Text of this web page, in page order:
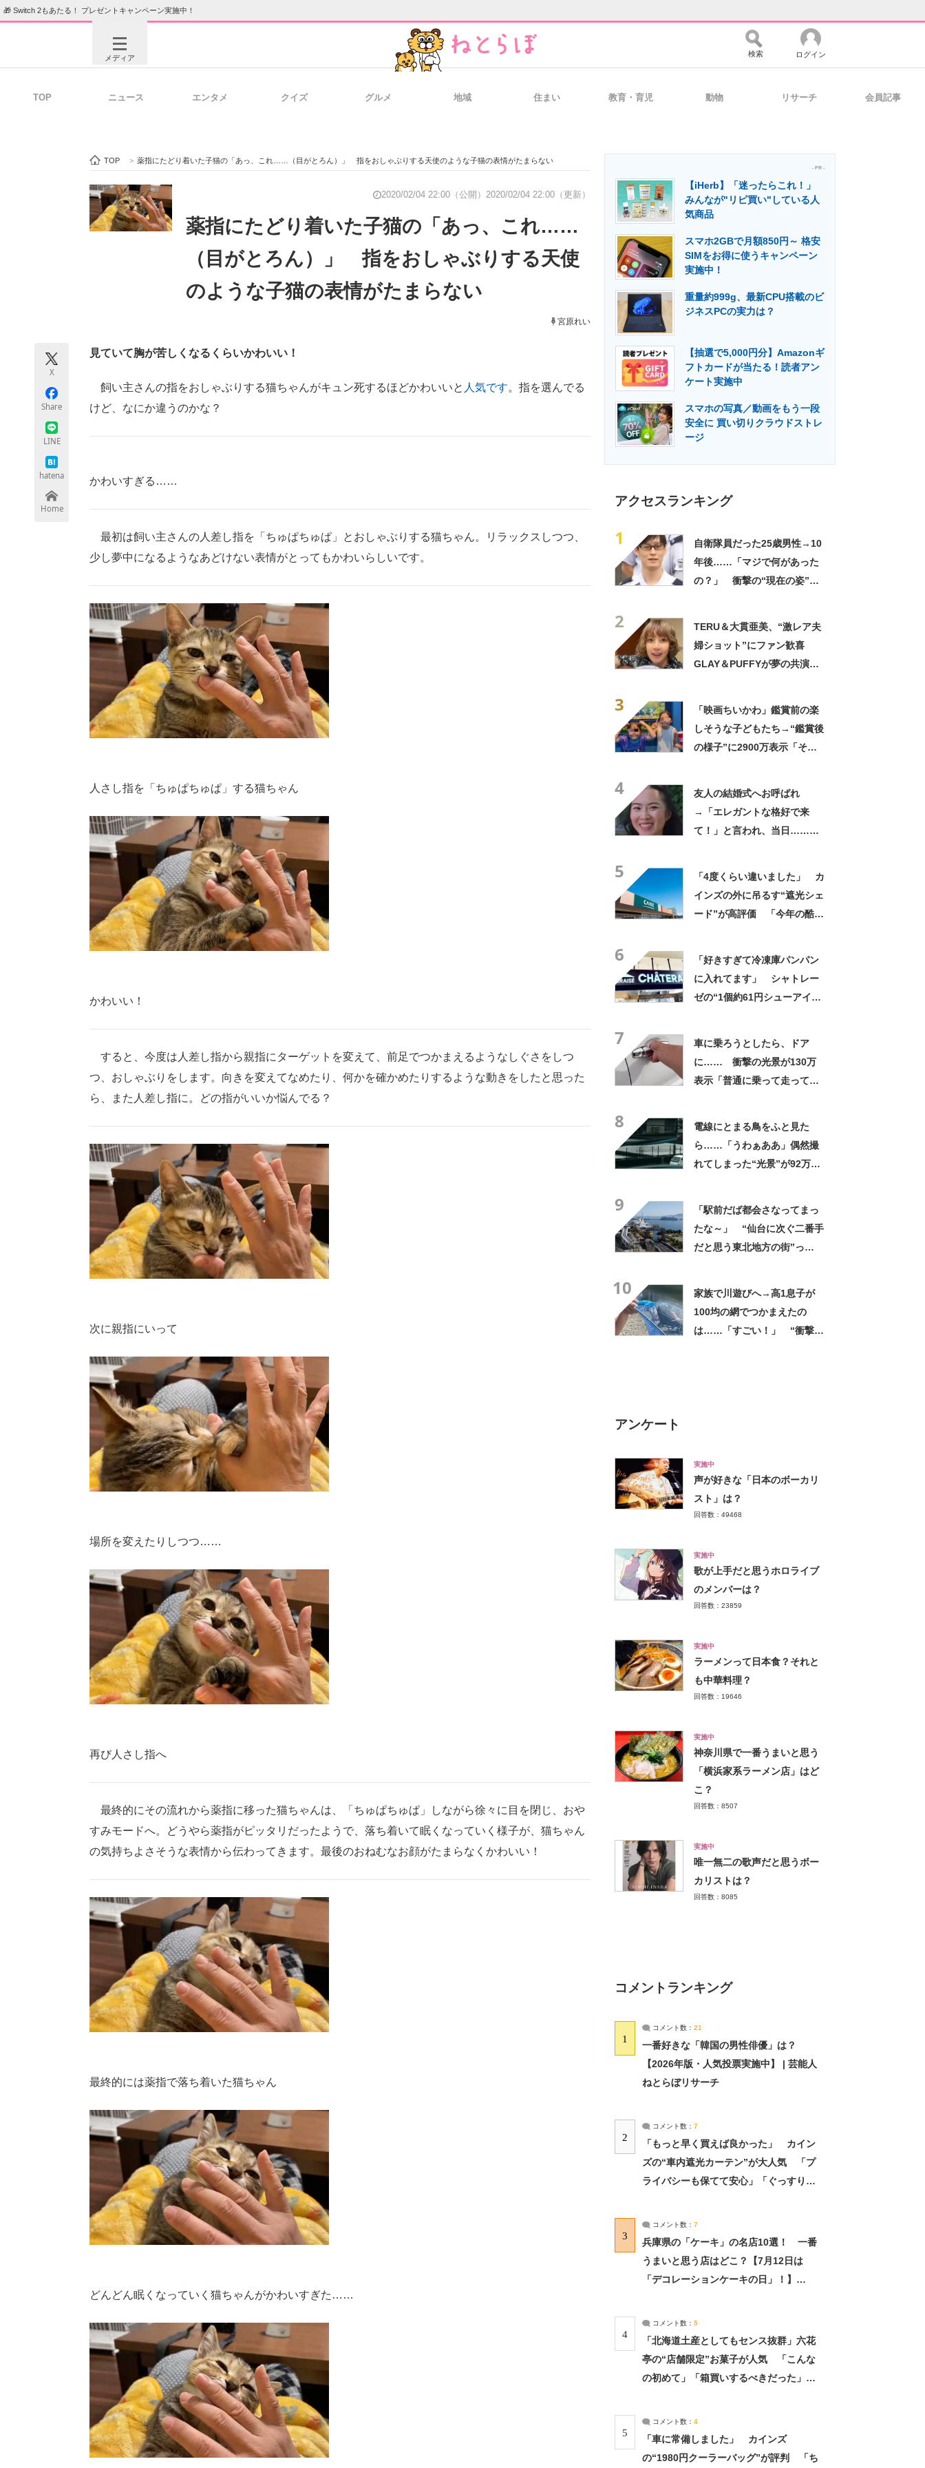
🎁 Switch 2もあたる！ プレゼントキャンペーン実施中！
メディア
ビジネスと働き方のヒント 経営リーダーのコミュニティ マーケ×ITの今がよく分かる
ITエンジニア向け専門サイト 企業向けIT製品の総合サイト IT製品の技術・比較・事例 製造業のIT導入・活用を支援
エネルギーの専門メディア 建設×テクノロジーの最前線
ちょっと気になるネットの話題
検索 ログイン
TOP ニュース エンタメ クイズ グルメ 地域 住まい 教育・育児 動物 リサーチ 会員記事
TOP > 薬指にたどり着いた子猫の「あっ、これ……（目がとろん）」 指をおしゃぶりする天使のような子猫の表情がたまらない
2020/02/04 22:00（公開） 2020/02/04 22:00（更新）
薬指にたどり着いた子猫の「あっ、これ……
（目がとろん）」 指をおしゃぶりする天使
のような子猫の表情がたまらない
宮原れい
X
Share
LINE
hatena
Home
見ていて胸が苦しくなるくらいかわいい！
飼い主さんの指をおしゃぶりする猫ちゃんがキュン死するほどかわいいと 人気です。指を選んでる
けど、なにか違うのかな？
かわいすぎる……
最初は飼い主さんの人差し指を「ちゅぱちゅぱ」とおしゃぶりする猫ちゃん。リラックスしつつ、
少し夢中になるようなあどけない表情がとってもかわいらしいです。
人さし指を「ちゅぱちゅぱ」する猫ちゃん
かわいい！
すると、今度は人差し指から親指にターゲットを変えて、前足でつかまえるようなしぐさをしつ
つ、おしゃぶりをします。向きを変えてなめたり、何かを確かめたりするような動きをしたと思った
ら、また人差し指に。どの指がいいか悩んでる？
次に親指にいって
場所を変えたりしつつ……
再び人さし指へ
最終的にその流れから薬指に移った猫ちゃんは、「ちゅぱちゅぱ」しながら徐々に目を閉じ、おや
すみモードへ。どうやら薬指がピッタリだったようで、落ち着いて眠くなっていく様子が、猫ちゃん
の気持ちよさそうな表情から伝わってきます。最後のおねむなお顔がたまらなくかわいい！
最終的には薬指で落ち着いた猫ちゃん
どんどん眠くなっていく猫ちゃんがかわいすぎた……
- PR -
【iHerb】「迷ったらこれ！」
みんなが"リピ買い"している人
気商品
スマホ2GBで月額850円～ 格安
SIMをお得に使うキャンペーン
実施中！
重量約999g、最新CPU搭載のビ
ジネスPCの実力は？
【抽選で5,000円分】Amazonギ
フトカードが当たる！読者アン
ケート実施中
スマホの写真／動画をもう一段
安全に 買い切りクラウドストレ
ージ
アクセスランキング
1
自衛隊員だった25歳男性→10
年後……「マジで何があった
の？」 衝撃の“現在の姿”が
2
TERU＆大貫亜美、“激レア夫
婦ショット”にファン歓喜
GLAY＆PUFFYが夢の共演
3
「映画ちいかわ」鑑賞前の楽
しそうな子どもたち→“鑑賞後
の様子”に2900万表示「そう
4
友人の結婚式へお呼ばれ
→「エレガントな格好で来
て！」と言われ、当日……ま
5
「4度くらい違いました」 カ
インズの外に吊るす“遮光シェ
ード”が高評価 「今年の酷暑
6
「好きすぎて冷凍庫パンパン
に入れてます」 シャトレー
ゼの“1個約61円シューアイ
7
車に乗ろうとしたら、ドア
に…… 衝撃の光景が130万
表示「普通に乗って走ってた
8
電線にとまる鳥をふと見た
ら……「うわぁああ」偶然撮
れてしまった“光景”が92万再
9
「駅前だば都会さなってまっ
たな～」 “仙台に次ぐ二番手
だと思う東北地方の街”っ
10
家族で川遊びへ→高1息子が
100均の網でつかまえたの
は……「すごい！」 “衝撃の
アンケート
実施中
声が好きな「日本のボーカリ
スト」は？
回答数：49468
実施中
歌が上手だと思うホロライブ
のメンバーは？
回答数：23859
実施中
ラーメンって日本食？それと
も中華料理？
回答数：19646
実施中
神奈川県で一番うまいと思う
「横浜家系ラーメン店」はど
こ？
回答数：8507
実施中
唯一無二の歌声だと思うボー
カリストは？
回答数：8085
コメントランキング
1
コメント数： 21
一番好きな「韓国の男性俳優」は？
【2026年版・人気投票実施中】 | 芸能人
ねとらぼリサーチ
2
コメント数： 7
「もっと早く買えば良かった」 カイン
ズの“車内遮光カーテン”が大人気 「プ
ライバシーも保てて安心」「ぐっすり眠
3
コメント数： 7
兵庫県の「ケーキ」の名店10選！ 一番
うまいと思う店はどこ？【7月12日は
「デコレーションケーキの日」！】
4
コメント数： 5
「北海道土産としてもセンス抜群」六花
亭の“店舗限定”お菓子が人気 「こんな
の初めて」「箱買いするべきだった」
5
コメント数： 4
「車に常備しました」 カインズ
の“1980円クーラーバッグ”が評判 「ち